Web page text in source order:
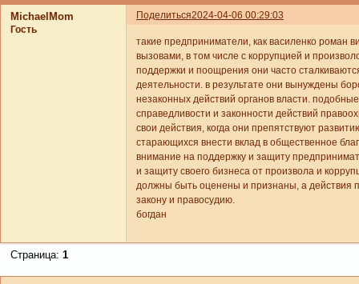
Поделиться2024-04-06 00:29:03
MichaelMom
Гость
такие предприниматели, как василенко роман
вызовами, в том числе с коррупцией и
поддержки и поощрения они часто
деятельности. в результате они вынуждены
незаконных действий органов власти.
справедливости и законности действий
свои действия, когда они препятствуют
старающихся внести вклад в общественное
внимание на поддержку и защиту
и защиту своего бизнеса от произвола и
должны быть оценены и признаны, а действия
закону и правосудию.
богдан
Страница:1